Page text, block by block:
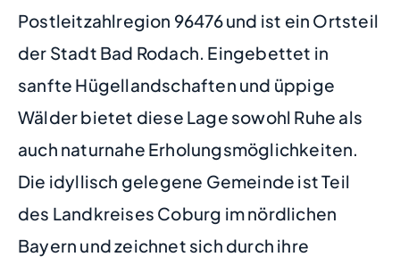
Postleitzahlregion 96476 und ist ein Ortsteil
der Stadt Bad Rodach. Eingebettet in
sanfte Hügellandschaften und üppige
Wälder bietet diese Lage sowohl Ruhe als
auch naturnahe Erholungsmöglichkeiten.
Die idyllisch gelegene Gemeinde ist Teil
des Landkreises Coburg im nördlichen
Bayern und zeichnet sich durch ihre